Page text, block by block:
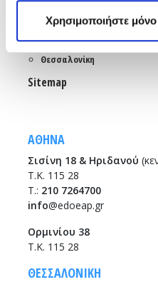
Χρησιμοποιήστε
Βρείτε μας εδώ
Αθήνα
Θεσσαλονίκη
Sitemap
ΑΘΗΝΑ
Σισίνη 18 & Ηριδανού
Τ.Κ. 115 28
T.: 210 7264700
info@edoeap.gr
Ορμινίου 38
Τ.Κ. 115 28
ΘΕΣΣΑΛΟΝΙΚΗ